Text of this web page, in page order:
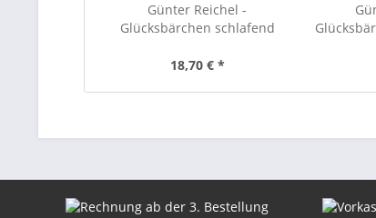
Günter Reichel -
Glücksbärchen schlafend
18,70 € *